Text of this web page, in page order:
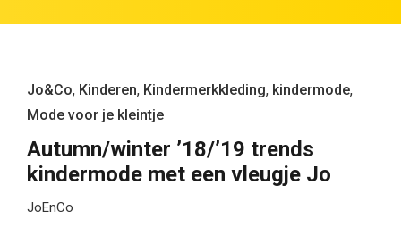
Jo&Co, Kinderen, Kindermerkkleding, kindermode,
Mode voor je kleintje
Autumn/winter ’18/’19 trends
kindermode met een vleugje Jo
JoEnCo